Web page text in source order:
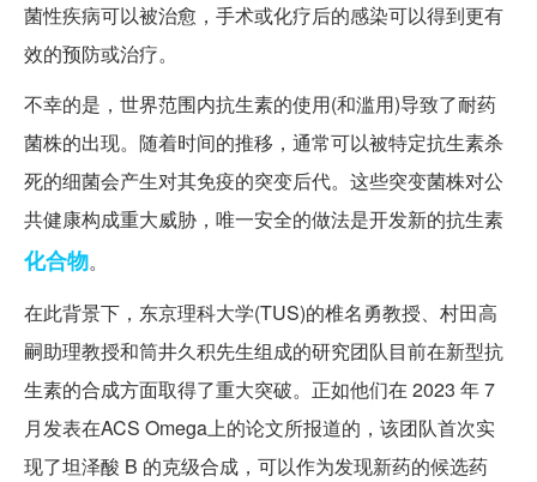
菌性疾病可以被治愈，手术或化疗后的感染可以得到更有
效的预防或治疗。
不幸的是，世界范围内抗生素的使用(和滥用)导致了耐药
菌株的出现。随着时间的推移，通常可以被特定抗生素杀
死的细菌会产生对其免疫的突变后代。这些突变菌株对公
共健康构成重大威胁，唯一安全的做法是开发新的抗生素
化合物。
在此背景下，东京理科大学(TUS)的椎名勇教授、村田高
嗣助理教授和筒井久积先生组成的研究团队目前在新型抗
生素的合成方面取得了重大突破。正如他们在 2023 年 7
月发表在ACS Omega上的论文所报道的，该团队首次实
现了坦泽酸 B 的克级合成，可以作为发现新药的候选药